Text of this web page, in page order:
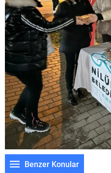
Benzer Konular